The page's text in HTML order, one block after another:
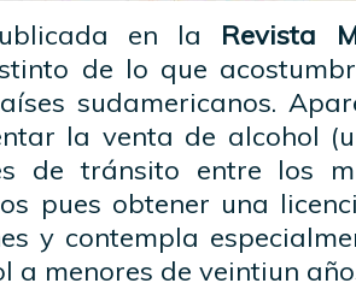
en la Revista
de lo que
sudamericanos.
la venta de alcohol
de tránsito entre los
pues obtener una
y contempla
a menores de veintiun